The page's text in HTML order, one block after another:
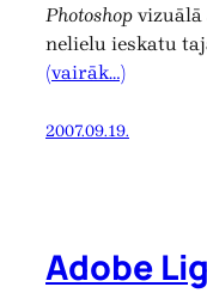
Photoshop vizuālā
nelielu ieskatu
(vairāk…)
2007.09.19.
Adobe